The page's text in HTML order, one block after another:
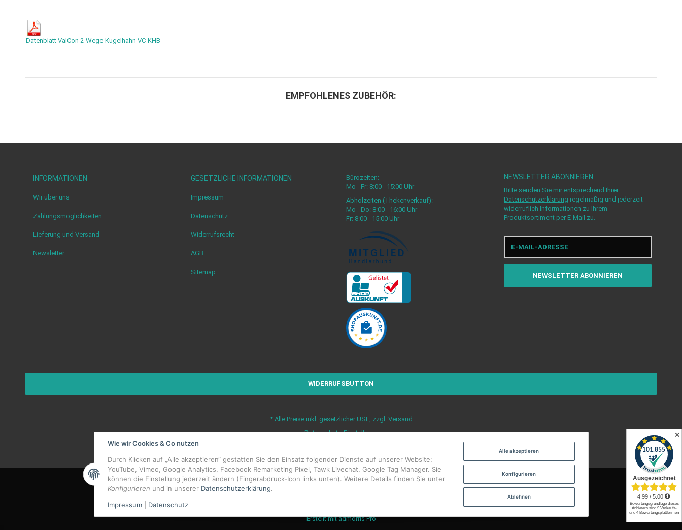
Datenblatt ValCon 2-Wege-Kugelhahn VC-KHB
EMPFOHLENES ZUBEHÖR:
INFORMATIONEN
Wir über uns
Zahlungsmöglichkeiten
Lieferung und Versand
Newsletter
GESETZLICHE INFORMATIONEN
Impressum
Datenschutz
Widerrufsrecht
AGB
Sitemap
Bürozeiten:
Mo - Fr: 8:00 - 15:00 Uhr
Abholzeiten (Thekenverkauf):
Mo - Do: 8:00 - 16:00 Uhr
Fr: 8:00 - 15:00 Uhr
NEWSLETTER ABONNIEREN
Bitte senden Sie mir entsprechend Ihrer
Datenschutzerklärung regelmäßig und jederzeit
widerruflich Informationen zu Ihrem
Produktsortiment per E-Mail zu.
E-
Mail-
NEWSLETTER ABONNIEREN
WIDERRUFSBUTTON
*Alle Preise inkl. gesetzlicher USt., zzgl. Versand
Datenschutz-Einstellungen
© Erkaflex.de
Erstellt mitadmorris Pro
Wie wir Cookies & Co nutzen
Durch Klicken auf „Alle akzeptieren“ gestatten Sie den Einsatz folgender Dienste auf unserer Website:
YouTube, Vimeo, Google Analytics, Facebook Remarketing Pixel, Tawk Livechat, Google Tag Manager. Sie
können die Einstellung jederzeit ändern (Fingerabdruck-Icon links unten). Weitere Details finden Sie unter
Konfigurieren und in unserer Datenschutzerklärung.
Impressum
Datenschutz
Alle akzeptieren
Konfigurieren
Ablehnen
✕